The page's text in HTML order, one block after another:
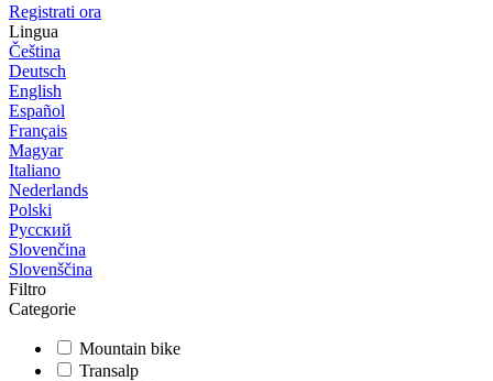
Registrati ora
Lingua
Čeština
Deutsch
English
Español
Français
Magyar
Italiano
Nederlands
Polski
Русский
Slovenčina
Slovenščina
Filtro
Categorie
Mountain bike
Transalp